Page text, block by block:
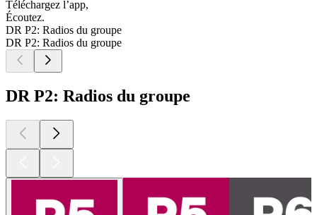
Téléchargez l’app,
Écoutez.
DR P2: Radios du groupe
DR P2: Radios du groupe
DR P2: Radios du groupe